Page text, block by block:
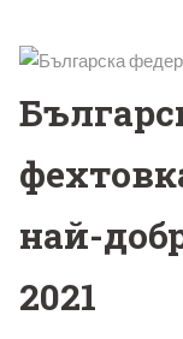
най-
2021